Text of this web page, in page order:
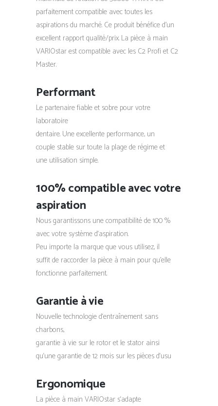
parfaitement compatible avec toutes les
aspirations du marché. Ce produit bénéfice d’un
excellent rapport qualité/prix. La pièce à main
VARIOstar est compatible avec les C2 Profi et C2
Master.
Performant
Le partenaire fiable et sobre pour votre
laboratoire
dentaire. Une excellente performance, un
couple stable sur toute la plage de régime et
une utilisation simple.
100% compatible avec votre
aspiration
Nous garantissons une compatibilité de 100 %
avec votre système d‘aspiration.
Peu importe la marque que vous utilisez, il
suffit de raccorder la pièce à main pour qu’elle
fonctionne parfaitement.
Garantie à vie
Nouvelle technologie d‘entraînement sans
charbons,
garantie à vie sur le rotor et le stator ainsi
qu‘une garantie de 12 mois sur les pièces d‘usu
Ergonomique
La pièce à main VARIOstar s‘adapte